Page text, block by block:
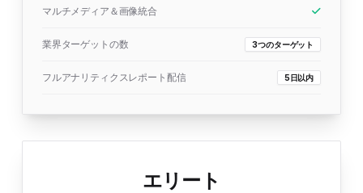
マルチメディア＆画像統合
業界ターゲットの数 3つのターゲット
フルアナリティクスレポート配信 5日以内
エリート